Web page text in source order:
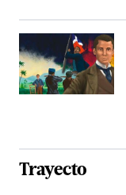
Trayecto